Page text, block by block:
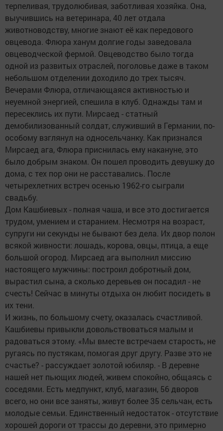
терпеливая, трудолюбивая, заботливая хозяйка. Она,
выучившись на ветеринара, 40 лет отдала
животноводству, многие знают её как передового
овцевода. Флюра ханум долгие годы заведовала
овцеводческой фермой. Овцеводство было тогда
одной из развитых отраслей, поголовье даже в таком
небольшом отделении доходило до трех тысяч.
Вечерами Флюра, отличающаяся активностью и
неуемной энергией, спешила в клуб. Однажды там и
пересеклись их пути. Мирсаед - статный
демобилизованный солдат, служивший в Германии, по-
особому взглянул на односельчанку. Как признался
Мирсаед ага, Флюра приснилась ему накануне, это
было добрым знаком. Он пошел проводить девушку до
дома, с тех пор они не расставались. После
четырехлетних встреч осенью 1962-го сыграли
свадьбу.
Дом Кашбиевых - полная чаша, и все это достигается
трудом, умением и старанием. Несмотря на возраст,
супруги ни секунды не бывают без дела. Их двор полон
всякой живности: лошадь, корова, овцы, птица, а еще
большой огород. Мирсаед ага выполнил миссию
настоящего мужчины: построил добротный дом,
вырастил сына, а сколько деревьев он посадил - не
счесть! Сейчас в минуты отдыха он любит посидеть в
их тени.
И жизнь, по большому счету, оказалась счастливой.
Кашбиевы привыкли довольствоваться малым и
радоваться этому. «Мы вместе встречаем старость, не
ругаясь по пустякам, помогая друг другу. Разве это не
счастье? - рассуждает золотой юбиляр. - В деревне
нашей нет пьющих людей, живем спокойно, общаясь с
соседями. Есть медпункт, клуб, магазин, 56 дворов
всего, но они все заняты, живут более 35 сельчан, есть
молодые семьи. Единственный недостаток - отсутствие
хорошей дороги от трассы до деревни, это примерно